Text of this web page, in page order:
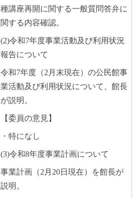
種講座再開に関する一般質問答弁に
関する内容確認。
(2)令和7年度事業活動及び利用状況
報告について
令和7年度（2月末現在）の公民館事
業活動及び利用状況について、館長
が説明。
【委員の意見】
・特になし
(3)令和8年度事業計画について
事業計画（2月20日現在）を館長が
説明。